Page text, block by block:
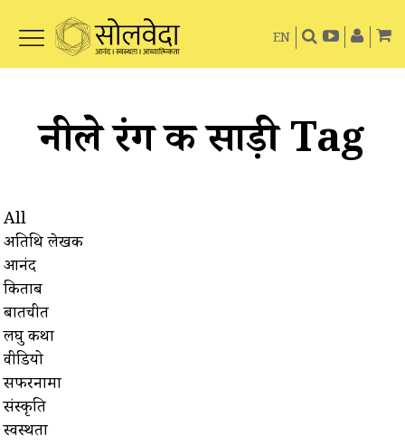
EN
नीले रंग की साड़ी Tag
All
अतिथि लेखक
आनंद
किताबें
बातचीत
लघु कथा
वीडियो
सफरनामा
संस्कृति
स्वस्थता